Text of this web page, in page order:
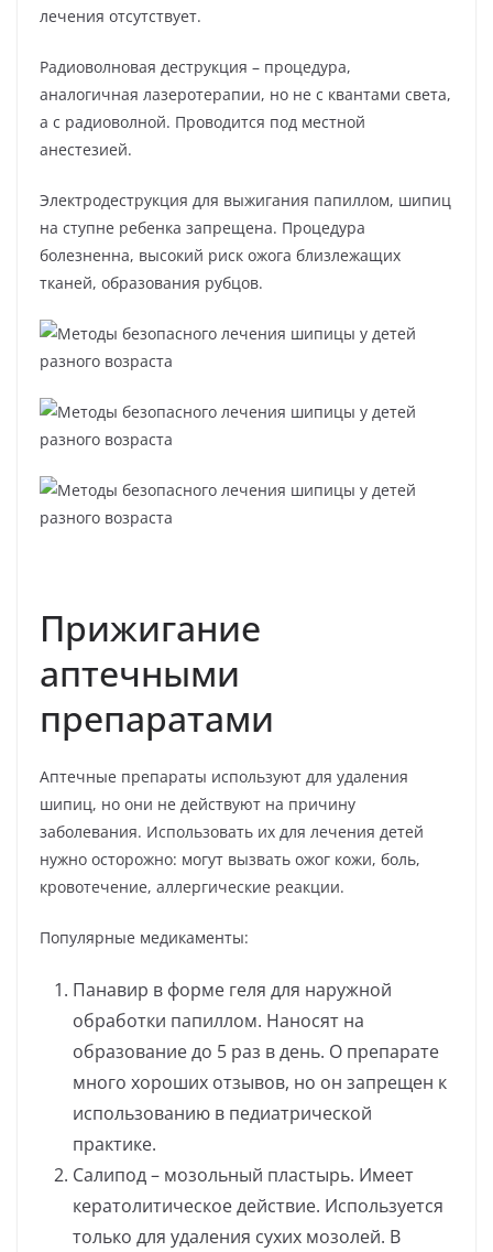
лечения отсутствует.
Радиоволновая деструкция – процедура,
аналогичная лазеротерапии, но не с квантами света,
а с радиоволной. Проводится под местной
анестезией.
Электродеструкция для выжигания папиллом, шипиц
на ступне ребенка запрещена. Процедура
болезненна, высокий риск ожога близлежащих
тканей, образования рубцов.
Прижигание
аптечными
препаратами
Аптечные препараты используют для удаления
шипиц, но они не действуют на причину
заболевания. Использовать их для лечения детей
нужно осторожно: могут вызвать ожог кожи, боль,
кровотечение, аллергические реакции.
Популярные медикаменты:
Панавир в форме геля для наружной
обработки папиллом. Наносят на
образование до 5 раз в день. О препарате
много хороших отзывов, но он запрещен к
использованию в педиатрической
практике.
Салипод – мозольный пластырь. Имеет
кератолитическое действие. Используется
только для удаления сухих мозолей. В